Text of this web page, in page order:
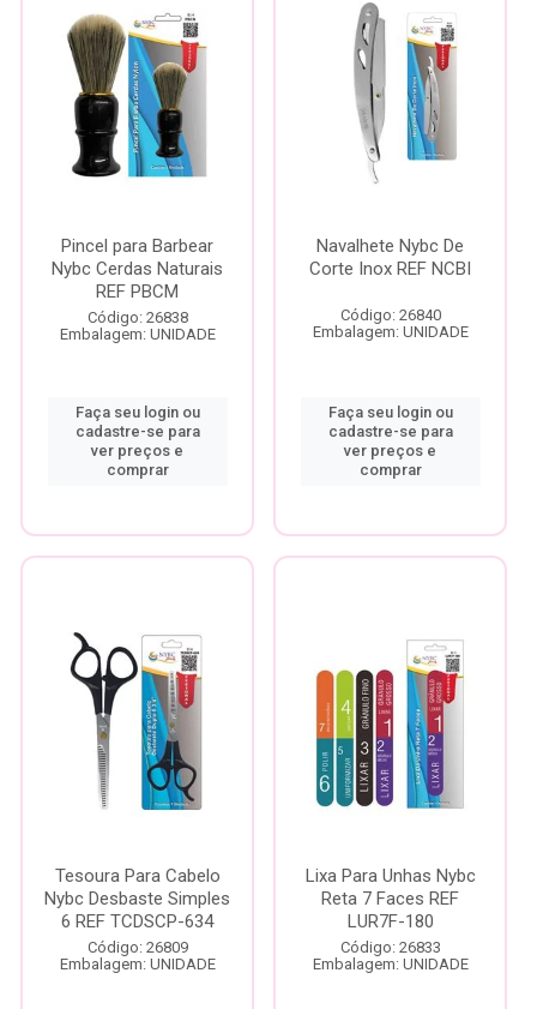
Pincel para Barbear
Nybc Cerdas Naturais
REF PBCM
Código: 26838
Embalagem: UNIDADE
Faça seu login ou
cadastre-se para
ver preços e
comprar
Navalhete Nybc De
Corte Inox REF NCBI
Código: 26840
Embalagem: UNIDADE
Faça seu login ou
cadastre-se para
ver preços e
comprar
Tesoura Para Cabelo
Nybc Desbaste Simples
6 REF TCDSCP-634
Código: 26809
Embalagem: UNIDADE
Lixa Para Unhas Nybc
Reta 7 Faces REF
LUR7F-180
Código: 26833
Embalagem: UNIDADE